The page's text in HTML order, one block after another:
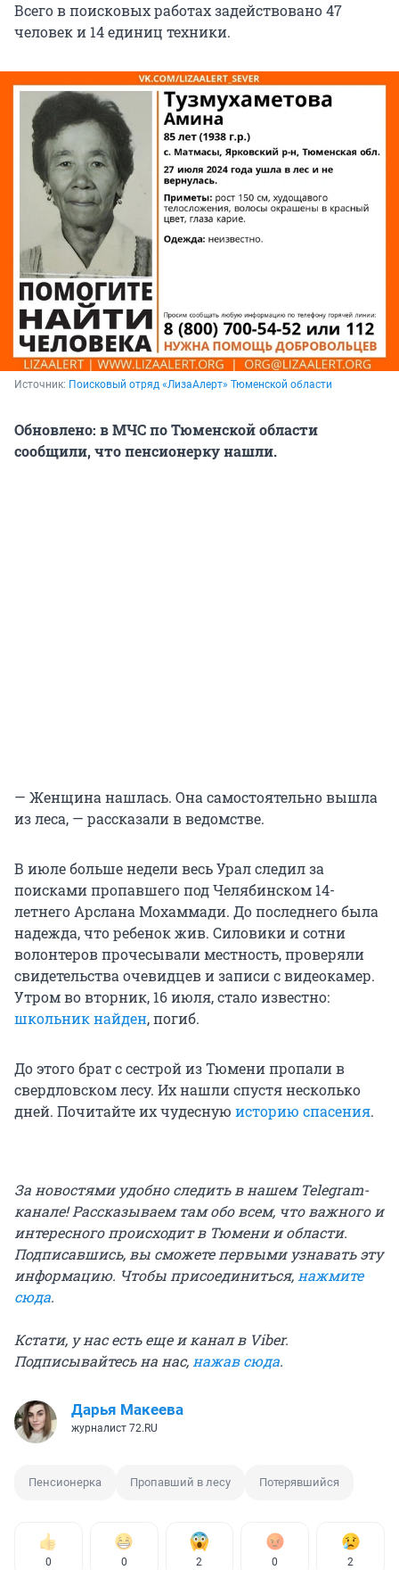
Всего в поисковых работах задействовано 47
человек и 14 единиц техники.
Источник: Поисковый отряд «ЛизаАлерт» Тюменской области
Обновлено: в МЧС по Тюменской области
сообщили, что пенсионерку нашли.
— Женщина нашлась. Она самостоятельно вышла
из леса, — рассказали в ведомстве.
В июле больше недели весь Урал следил за
поисками пропавшего под Челябинском 14-
летнего Арслана Мохаммади. До последнего была
надежда, что ребенок жив. Силовики и сотни
волонтеров прочесывали местность, проверяли
свидетельства очевидцев и записи с видеокамер.
Утром во вторник, 16 июля, стало известно:
школьник найден, погиб.
До этого брат с сестрой из Тюмени пропали в
свердловском лесу. Их нашли спустя несколько
дней. Почитайте их чудесную историю спасения.
За новостями удобно следить в нашем Telegram-
канале! Рассказываем там обо всем, что важного и
интересного происходит в Тюмени и области.
Подписавшись, вы сможете первыми узнавать эту
информацию. Чтобы присоединиться,нажмите
сюда.
Кстати, у нас есть еще и канал в Viber.
Подписывайтесь на нас,нажав сюда.
Дарья Макеева
журналист 72.RU
Пенсионерка Пропавший в лесу Потерявшийся
0 0 2 0 2